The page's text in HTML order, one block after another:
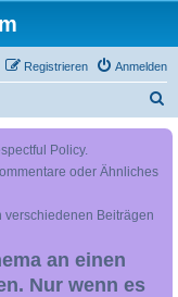
Anmelden
Registrieren
Policy.
oder Ähnliches
verschiedenen Beiträgen
an einen
Nur wenn es